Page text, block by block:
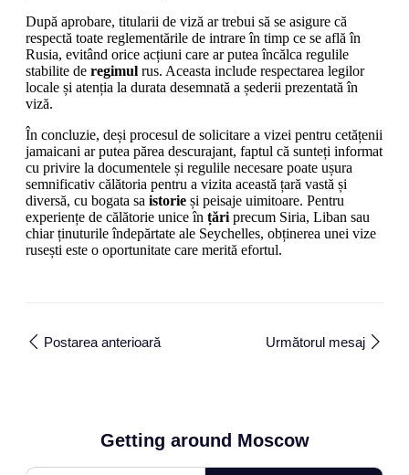
După aprobare, titularii de viză ar trebui să se asigure că
respectă toate reglementările de intrare în timp ce se află în
Rusia, evitând orice acțiuni care ar putea încălca regulile
stabilite de regimul rus. Aceasta include respectarea legilor
locale și atenția la durata desemnată a șederii prezentată în
viză.
În concluzie, deși procesul de solicitare a vizei pentru cetățenii
jamaicani ar putea părea descurajant, faptul că sunteți informat
cu privire la documentele și regulile necesare poate ușura
semnificativ călătoria pentru a vizita această țară vastă și
diversă, cu bogata sa istorie și peisaje uimitoare. Pentru
experiențe de călătorie unice în țări precum Siria, Liban sau
chiar ținuturile îndepărtate ale Seychelles, obținerea unei vize
rusești este o oportunitate care merită efortul.
Postarea anterioară Următorul mesaj
Getting around Moscow